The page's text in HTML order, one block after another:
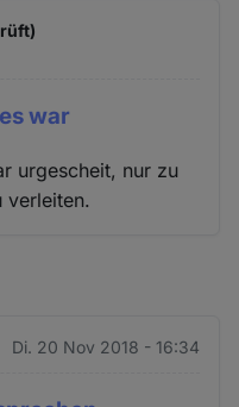
war
urgescheit, nur zu
verleiten.
Di. 20 Nov 2018 - 16:34